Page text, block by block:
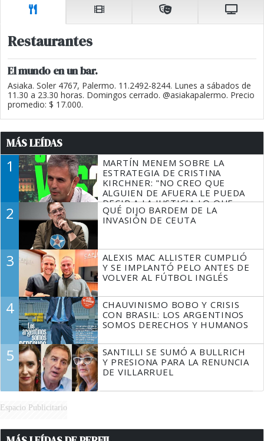
Restaurantes
El mundo en un bar.
Asiaka. Soler 4767, Palermo. 11.2492-8244. Lunes a sábados de
11.30 a 23.30 horas. Domingos cerrado. @asiakapalermo. Precio
promedio: $ 17.000.
MÁS LEÍDAS
1
MARTÍN MENEM SOBRE LA
ESTRATEGIA DE CRISTINA
KIRCHNER: "NO CREO QUE
ALGUIEN DE AFUERA LE PUEDA
DECIR A LA JUSTICIA LO QUE
TIENE QUE HACER"
2
QUÉ DIJO BARDEM DE LA
INVASIÓN DE CEUTA
3
ALEXIS MAC ALLISTER CUMPLIÓ
Y SE IMPLANTÓ PELO ANTES DE
VOLVER AL FÚTBOL INGLÉS
4
CHAUVINISMO BOBO Y CRISIS
CON BRASIL: LOS ARGENTINOS
SOMOS DERECHOS Y HUMANOS
5
SANTILLI SE SUMÓ A BULLRICH
Y PRESIONA PARA LA RENUNCIA
DE VILLARRUEL
Espacio Publicitario